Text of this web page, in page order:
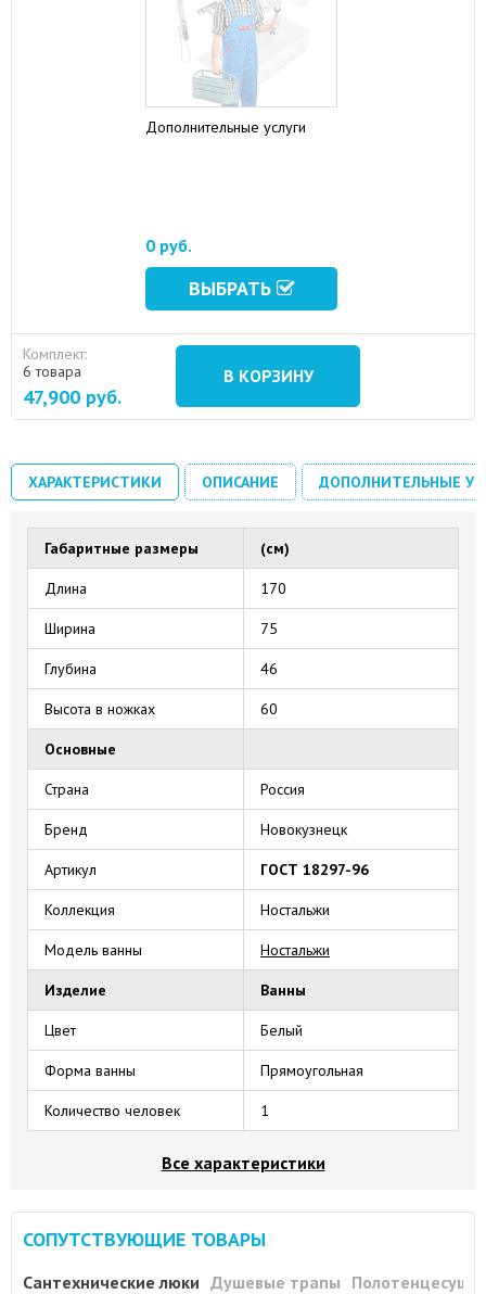
Дополнительные услуги
0 руб.
ВЫБРАТЬ
Комплект:
6 товара
47,900 руб.
В КОРЗИНУ
ХАРАКТЕРИСТИКИ ОПИСАНИЕ ДОПОЛНИТЕЛЬНЫЕ
Габаритные размеры (см)
Длина 170
Ширина 75
Глубина 46
Высота в ножках 60
Основные
Страна Россия
Бренд Новокузнецк
Артикул ГОСТ 18297-96
Коллекция Ностальжи
Модель ванны Ностальжи
Изделие Ванны
Цвет Белый
Форма ванны Прямоугольная
Количество человек 1
Все характеристики
СОПУТСТВУЮЩИЕ ТОВАРЫ
Сантехнические люки Душевые трапы